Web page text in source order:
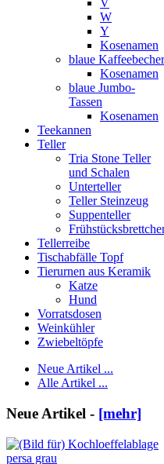
V
W
Y
Kosenamen
blaue Kaffeebecher
Kosenamen
blaue Jumbo-
Tassen
Kosenamen
Teekannen
Teller
Tria Stone Teller
und Schalen
Unterteller
Teller Steinzeug
Suppenteller
Tellerreibe
Tischabfälle Topf
Tierurnen aus Keramik
Katze
Hund
Vorratsdosen
Weinkühler
Zwiebeltöpfe
Neue Artikel ...
Alle Artikel ...
Neue Artikel - [mehr]